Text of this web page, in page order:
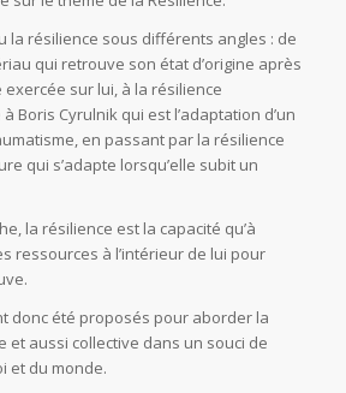
la résilience sous différents angles : de
qui retrouve son état d’origine après
exercée sur lui, à la résilience
Boris Cyrulnik qui est l’adaptation d’un
en passant par la résilience
qui s’adapte lorsqu’elle subit un
la résilience est la capacité qu’à
ressources à l’intérieur de lui pour
donc été proposés pour aborder la
et aussi collective dans un souci de
et du monde.